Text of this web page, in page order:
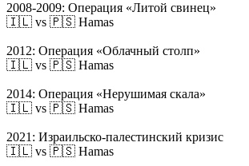
2008-2009: Операция «Литой свинец»
🇮🇱 vs 🇵🇸 Hamas
2012: Операция «Облачный столп»
🇮🇱 vs 🇵🇸 Hamas
2014: Операция «Нерушимая скала»
🇮🇱 vs 🇵🇸 Hamas
2021: Израильско-палестинский кризис
🇮🇱 vs 🇵🇸 Hamas